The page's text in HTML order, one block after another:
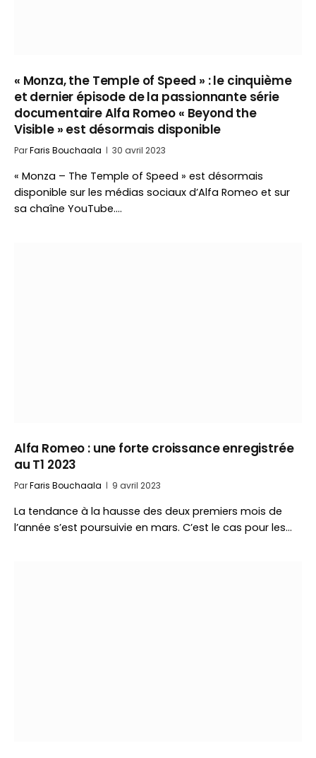
« Monza, the Temple of Speed » : le cinquième
et dernier épisode de la passionnante série
documentaire Alfa Romeo « Beyond the
Visible » est désormais disponible
ParFaris Bouchaala 30 avril 2023
« Monza – The Temple of Speed » est désormais
disponible sur les médias sociaux d’Alfa Romeo et sur
sa chaîne YouTube.…
Alfa Romeo : une forte croissance enregistrée
au T1 2023
ParFaris Bouchaala 9 avril 2023
La tendance à la hausse des deux premiers mois de
l’année s’est poursuivie en mars. C’est le cas pour les…